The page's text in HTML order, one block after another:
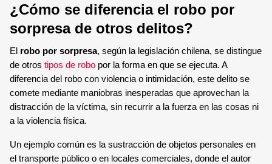
¿Cómo se diferencia el robo por
sorpresa de otros delitos?
El robo por sorpresa, según la legislación chilena, se distingue
de otros tipos de robo por la forma en que se ejecuta. A
diferencia del robo con violencia o intimidación, este delito se
comete mediante maniobras inesperadas que aprovechan la
distracción de la víctima, sin recurrir a la fuerza en las cosas ni
a la violencia física.
Un ejemplo común es la sustracción de objetos personales en
el transporte público o en locales comerciales, donde el autor